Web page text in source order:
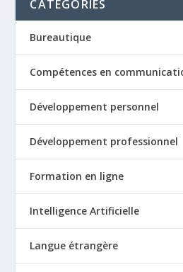
CATÉGORIES
Bureautique
Compétences en
Développement personnel
Développement professionnel
Formation en ligne
Intelligence Artificielle
Langue étrangère